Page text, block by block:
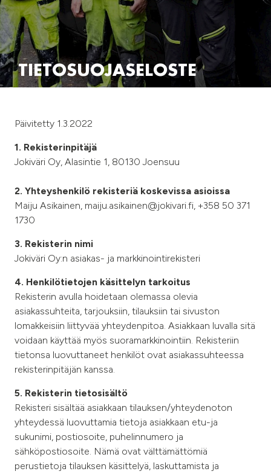
TIETOSUOJASELOSTE
Päivitetty 1.3.2022
1. Rekisterinpitäjä
Jokiväri Oy, Alasintie 1, 80130 Joensuu
2. Yhteyshenkilö rekisteriä koskevissa asioissa
Maiju Asikainen, maiju.asikainen@jokivari.fi, +358 50 371
1730
3. Rekisterin nimi
Jokiväri Oy:n asiakas- ja markkinointirekisteri
4. Henkilötietojen käsittelyn tarkoitus
Rekisterin avulla hoidetaan olemassa olevia
asiakassuhteita, tarjouksiin, tilauksiin tai sivuston
lomakkeisiin liittyvää yhteydenpitoa. Asiakkaan luvalla sitä
voidaan käyttää myös suoramarkkinointiin. Rekisteriin
tietonsa luovuttaneet henkilöt ovat asiakassuhteessa
rekisterinpitäjän kanssa.
5. Rekisterin tietosisältö
Rekisteri sisältää asiakkaan tilauksen/yhteydenoton
yhteydessä luovuttamia tietoja asiakkaan etu-ja
sukunimi, postiosoite, puhelinnumero ja
sähköpostiosoite. Nämä ovat välttämättömiä
perustietoja tilauksen käsittelyä, laskuttamista ja